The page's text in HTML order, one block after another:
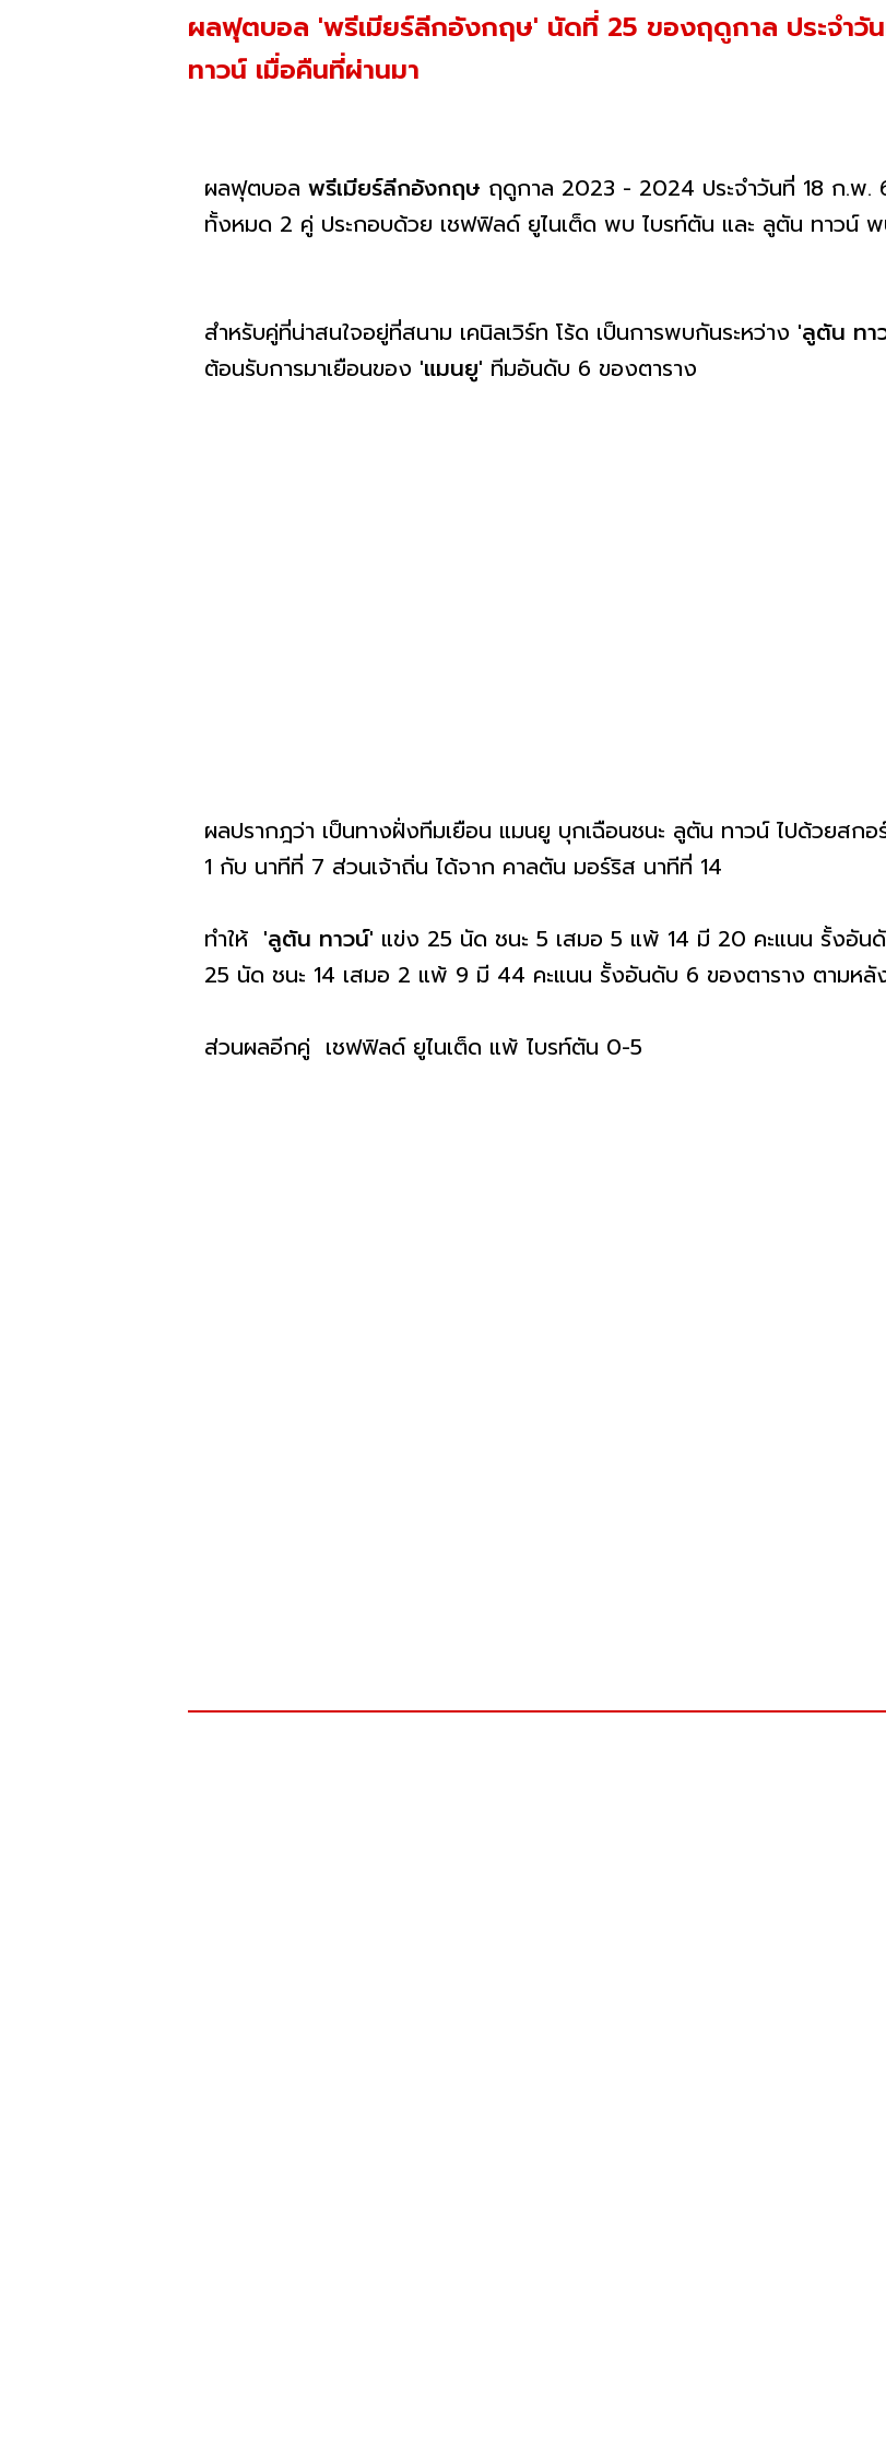
ผลฟุตบอล 'พรีเมียร์ลีกอังกฤษ' นัดที่ 25 ของฤดูกาล ประจำวั
ทาวน์ เมื่อคืนที่ผ่านมา
ผลฟุตบอล พรีเมียร์ลีกอังกฤษ ฤดูกาล 2023 - 2024 ประจำวันที่ 18 ก.พ
ทั้งหมด 2 คู่ ประกอบด้วย เชฟฟิลด์ ยูไนเต็ด พบ ไบรท์ตัน และ ลูตัน ทาวน์ พ
สำหรับคู่ที่น่าสนใจอยู่ที่สนาม เคนิลเวิร์ท โร้ด เป็นการพบกันระหว่าง 'ลูตัน ทา
ต้อนรับการมาเยือนของ 'แมนยู' ทีมอันดับ 6 ของตาราง
ผลปรากฎว่า เป็นทางฝั่งทีมเยือน แมนยู บุกเฉือนชนะ ลูตัน ทาวน์ ไปด้วยสก
1 กับ นาทีที่ 7 ส่วนเจ้าถิ่น ได้จาก คาลตัน มอร์ริส นาทีที่ 14
ทำให้ 'ลูตัน ทาวน์' แข่ง 25 นัด ชนะ 5 เสมอ 5 แพ้ 14 มี 20 คะแนน รั้งอัน
25 นัด ชนะ 14 เสมอ 2 แพ้ 9 มี 44 คะแนน รั้งอันดับ 6 ของตาราง ตามห
ส่วนผลอีกคู่ เชฟฟิลด์ ยูไนเต็ด แพ้ ไบรท์ตัน 0-5